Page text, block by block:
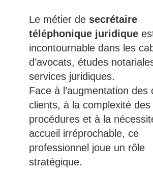
Le métier de secrétaire
téléphonique juridique
incontournable dans les
d’avocats, études
services juridiques.
Face à l’augmentation des
clients, à la complexité des
procédures et à la
accueil irréprochable, ce
professionnel joue un rôle
stratégique.